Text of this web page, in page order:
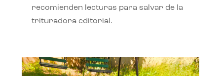
recomienden lecturas para salvar de la
trituradora editorial.